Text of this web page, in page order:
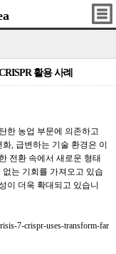
활용 사례
한 농업 부문에 의존하고
, 급변하는 기술 환경은 이
전환 속에서 새로운 형태
는 기회를 가져오고 있습
이 더욱 확대되고 있습니
7-crispr-uses-transform-far